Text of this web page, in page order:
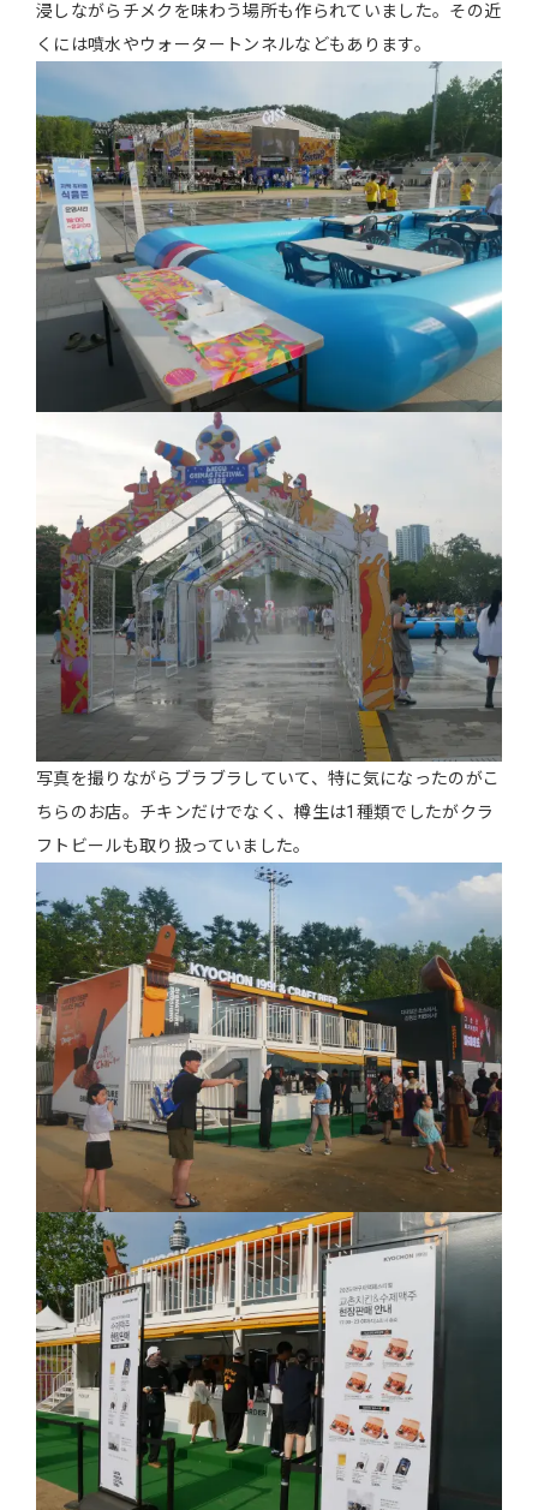
浸しながらチメクを味わう場所も作られていました。その近
くには噴水やウォータートンネルなどもあります。
写真を撮りながらブラブラしていて、特に気になったのがこ
ちらのお店。チキンだけでなく、樽生は1種類でしたがクラ
フトビールも取り扱っていました。